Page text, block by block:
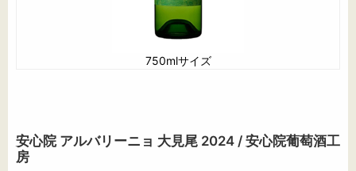
750mlサイズ
安心院 アルバリーニョ 大見尾 2024 / 安心院葡萄酒工
房